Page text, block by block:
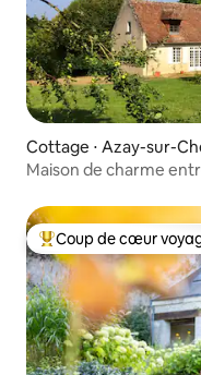
Cottage ⋅ Azay-sur-
Maison de charme
Coups de cœur
Coup de cœur